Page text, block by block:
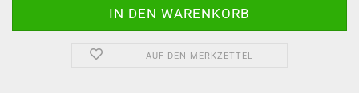
AUF DEN MERKZETTEL